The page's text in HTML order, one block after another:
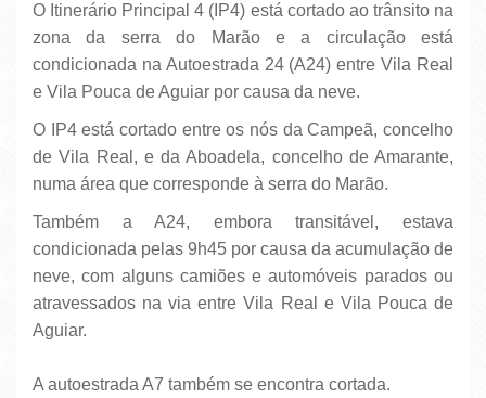
O Itinerário Principal 4 (IP4) está cortado ao trânsito na
zona da serra do Marão e a circulação está
condicionada na Autoestrada 24 (A24) entre Vila Real
e Vila Pouca de Aguiar por causa da neve.
O IP4 está cortado entre os nós da Campeã, concelho
de Vila Real, e da Aboadela, concelho de Amarante,
numa área que corresponde à serra do Marão.
Também a A24, embora transitável, estava
condicionada pelas 9h45 por causa da acumulação de
neve, com alguns camiões e automóveis parados ou
atravessados na via entre Vila Real e Vila Pouca de
Aguiar.
A autoestrada A7 também se encontra cortada.